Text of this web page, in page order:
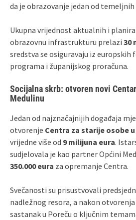
da je obrazovanje jedan od
Ukupna vrijednost aktualnih i
obrazovnu infrastrukturu prelazi 30
sredstva se osiguravaju iz europskih
programa i županijskog proračuna.
Socijalna skrb: otvoren novi
Medulinu
Jedan od najznačajnijih događaja
otvorenje Centra za starije osobe
vrijedne više od 9 milijuna eura.
sudjelovala je kao partner Općini
350.000 eura za opremanje Centra.
Svečanosti su prisustvovali
nadležnog resora, a nakon
sastanak u Poreču o ključnim